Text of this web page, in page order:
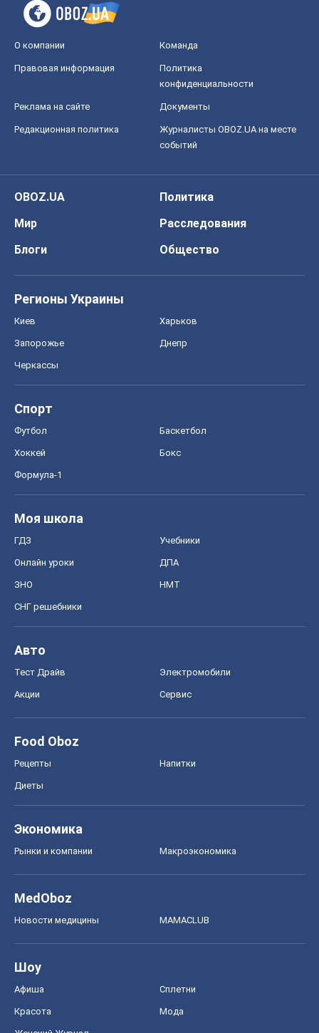
О компании Команда
Правовая информация
Политика
конфиденциальности
Реклама на сайте Документы
Редакционная политика
Журналисты OBOZ.UA на месте
событий
OBOZ.UA
Политика
Мир
Расследования
Блоги
Общество
Регионы Украины
Киев Харьков
Запорожье Днепр
Черкассы
Спорт
Футбол Баскетбол
Хоккей Бокс
Формула-1
Моя школа
ГДЗ Учебники
Онлайн уроки ДПА
ЗНО НМТ
СНГ решебники
Авто
Тест Драйв Электромобили
Акции Сервис
Food Oboz
Рецепты Напитки
Диеты
Экономика
Рынки и компании Mакроэкономика
MedOboz
Новости медицины MAMACLUB
Шоу
Афиша Сплетни
Красота Мода